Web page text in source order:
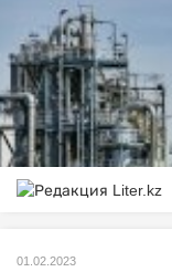
01.02.2023